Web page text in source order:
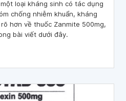
loại kháng sinh có tác dụng
chống nhiễm khuẩn, kháng
hơn về thuốc Zanmite 500mg,
bài viết dưới đây.